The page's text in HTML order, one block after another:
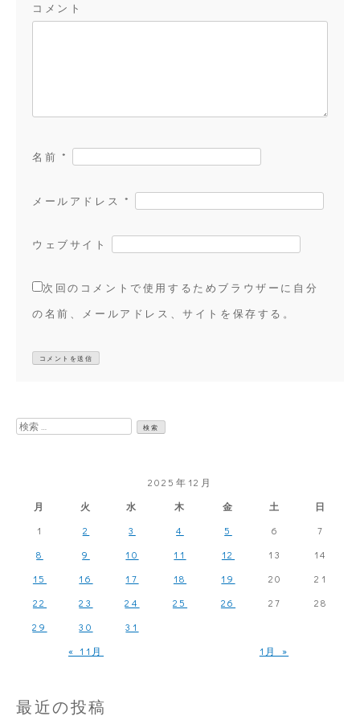
コメント
名前 *
メールアドレス *
ウェブサイト
次回のコメントで使用するためブラウザーに自分
の名前、メールアドレス、サイトを保存する。
検
2025年12月
月
火 水 木 金 土 日
« 11月 1月 »
1 2 3 4 5 6
7
8
9 10 11 12 13
14
15
16 17 18 19 20
21
22
23 24 25 26 27
28
29
30 31
最近の投稿